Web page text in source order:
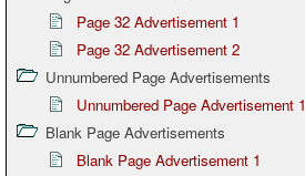
Page 32 Advertisement 1
Page 32 Advertisement 2
Unnumbered Page Advertisements
Unnumbered Page Advertisement 1
Blank Page Advertisements
Blank Page Advertisement 1